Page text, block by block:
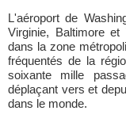
L'aéroport de
Virginie, Baltimore
dans la zone
fréquentés de la
soixante mille
déplaçant vers et
dans le monde.